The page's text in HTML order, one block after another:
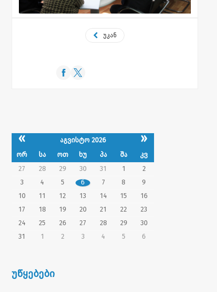
« აგვისტო 2026 »
ორ სა ოთ ხუ პა შა
კვ
27
28 29 30 31 1
2
3
4 5 6 7 8
9
10
11 12 13 14 15
16
17
18 19 20 21 22
23
24
25 26 27 28 29
30
31
1 2 3 4 5 6
უწყებები
უკან